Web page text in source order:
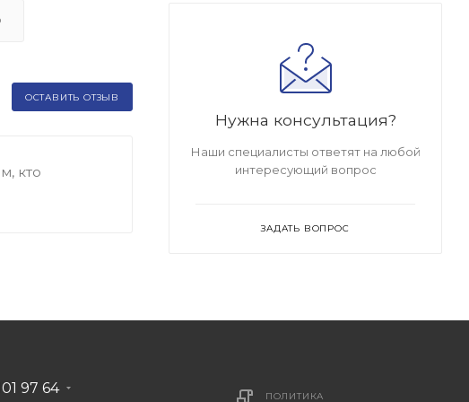
ОСТАВИТЬ ОТЗЫВ
кто
Нужна консультация?
Наши специалисты ответят на любой
интересующий вопрос
ЗАДАТЬ ВОПРОС
97 64 ПОЛИТИКА